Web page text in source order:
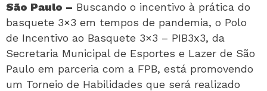
São Paulo – Buscando o incentivo à prática do
basquete 3×3 em tempos de pandemia, o Polo
de Incentivo ao Basquete 3×3 – PIB3x3, da
Secretaria Municipal de Esportes e Lazer de São
Paulo em parceria com a FPB, está promovendo
um Torneio de Habilidades que será realizado